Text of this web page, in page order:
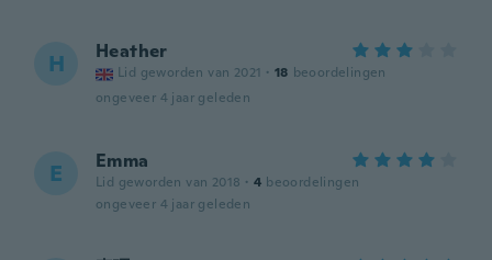
H Heather
Lid geworden van 2021 · 18 beoordelingen
ongeveer 4 jaar geleden
E Emma
Lid geworden van 2018 · 4 beoordelingen
ongeveer 4 jaar geleden